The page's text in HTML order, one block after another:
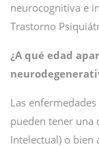
neurocognitiva e
Trastorno
¿A qué edad
Las
pueden tener una
Intelectual) o bien